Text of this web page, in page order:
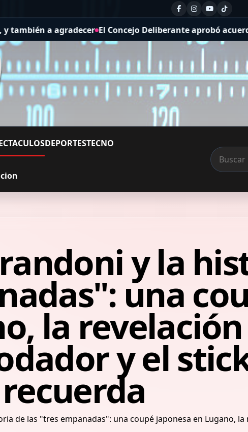
El Concejo Deliberante aprobó acuerdos con la UCC,
DEPORTESTECNO
y la
una
la
y el